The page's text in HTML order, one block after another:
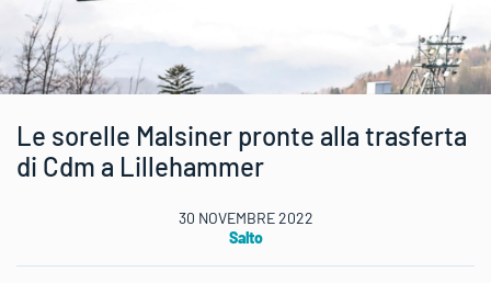
Le sorelle Malsiner pronte alla trasferta
di Cdm a Lillehammer
30 NOVEMBRE 2022
Salto